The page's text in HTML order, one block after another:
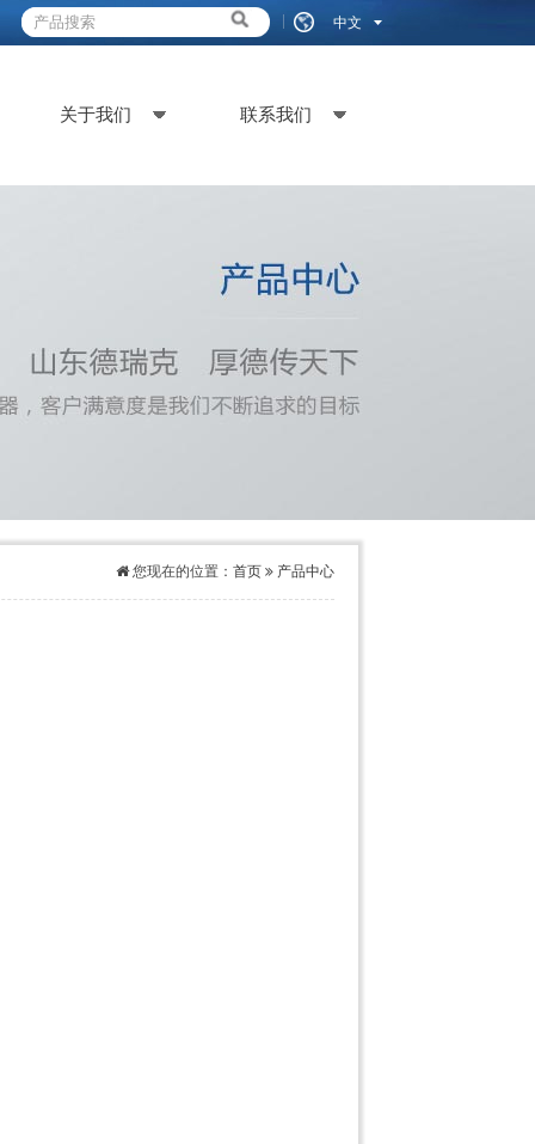
中文
关于我们 联系我们
您现在的位置： 首页 产品中心